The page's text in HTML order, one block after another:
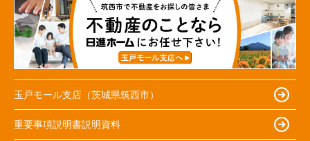
玉戸モール支店（茨城県筑西市）
重要事項説明書説明資料